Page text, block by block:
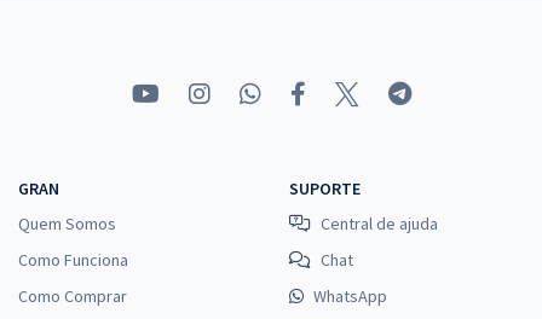
GRAN
Quem Somos
Como Funciona
Como Comprar
SUPORTE
Central de ajuda
Chat
WhatsApp